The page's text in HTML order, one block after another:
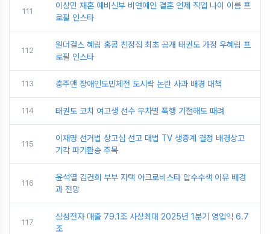
111
이상민 재혼 예비신부 비연예인 결혼 언제 직업 나이 이름 프
로필 인스타
112
원더걸스 혜림 홍콩 친정집 최초 공개 태권도 가정 우혜림 프
로필 인스타
113 충주맨 장애인도민체전 도시락 논란 사과 배경 대책
114 태권도 코치 여고생 선수 무차별 폭행 기절해도 때려
115
이재명 선거법 상고심 선고 대법 TV 생중계 결정 배경상고
기각 파기환송 주목
116
윤석열 김건희 부부 자택 아크로비스타 압수수색 이유 배경
과 전망
117
삼성전자 매출 79.1조 사상최대 2025년 1분기 영업익 6.7
조